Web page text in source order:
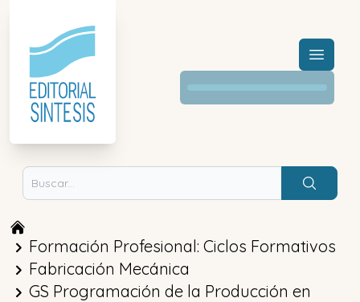
Menú
Buscar
Formación Profesional: Ciclos Formativos
Fabricación Mecánica
GS Programación de la Producción en